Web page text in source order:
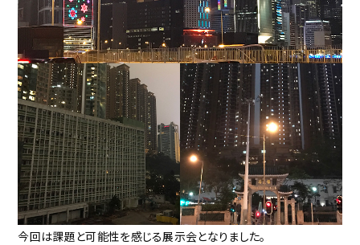
今回は課題と可能性を感じる展示会となりました。